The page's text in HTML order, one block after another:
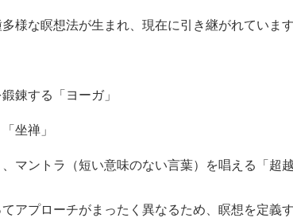
様な瞑想法が生まれ、現在に引き継がれています
錬する「ヨーガ」
坐禅」
マントラ（短い意味のない言葉）を唱える「超越
てアプローチがまったく異なるため、瞑想を定義